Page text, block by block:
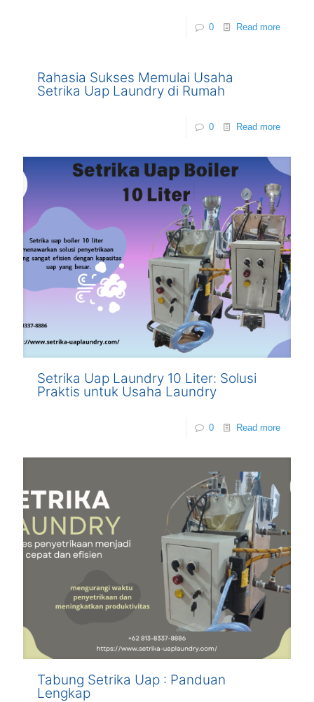
0 Read more
Rahasia Sukses Memulai Usaha
Setrika Uap Laundry di Rumah
0 Read more
Setrika Uap Laundry 10 Liter: Solusi
Praktis untuk Usaha Laundry
0 Read more
Tabung Setrika Uap : Panduan
Lengkap